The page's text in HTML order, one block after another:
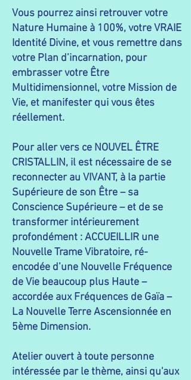
Vous pourrez ainsi retrouver votre
Nature Humaine à 100%, votre VRAIE
Identité Divine, et vous remettre dans
votre Plan d’incarnation, pour
embrasser votre Être
Multidimensionnel, votre Mission de
Vie, et manifester qui vous êtes
réellement.
Pour aller vers ce NOUVEL ÊTRE
CRISTALLIN, il est nécessaire de se
reconnecter au VIVANT, à la partie
Supérieure de son Être – sa
Conscience Supérieure – et de se
transformer intérieurement
profondément : ACCUEILLIR une
Nouvelle Trame Vibratoire, ré-
encodée d’une Nouvelle Fréquence
de Vie beaucoup plus Haute –
accordée aux Fréquences de Gaïa –
La Nouvelle Terre Ascensionnée en
5ème Dimension.
​Atelier ouvert à toute personne
intéressée par le thème, ainsi qu'aux